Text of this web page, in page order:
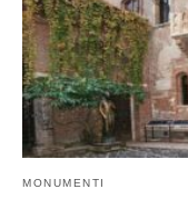
MONUMENTI